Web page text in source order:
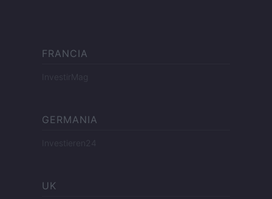
FRANCIA
InvestirMag
GERMANIA
Investieren24
UK